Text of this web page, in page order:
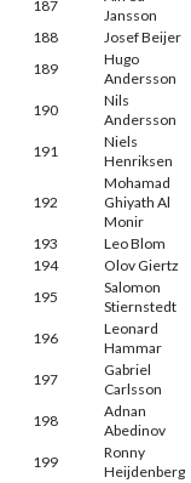
187
Jansson
188
Josef Beijer
189
Hugo
Andersson
190
Nils
Andersson
191
Niels
Henriksen
192
Mohamad
Ghiyath Al
Monir
193 Leo Blom
194
Olov Giertz
195
Salomon
Stiernstedt
196
Leonard
Hammar
197
Gabriel
Carlsson
198
Adnan
Abedinov
199
Ronny
Heijdenberg